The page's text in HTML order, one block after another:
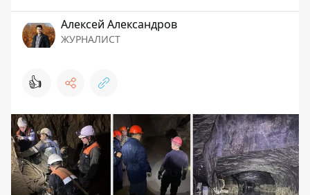
Алексей Александров
ЖУРНАЛИСТ
👍